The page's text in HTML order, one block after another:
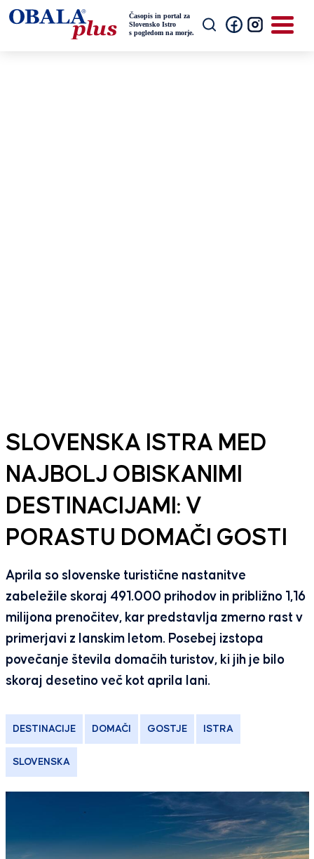
SLOVENSKA ISTRA MED
NAJBOLJ OBISKANIMI
DESTINACIJAMI: V
PORASTU DOMAČI GOSTI
Aprila so slovenske turistične nastanitve
zabeležile skoraj 491.000 prihodov in približno 1,16
milijona prenočitev, kar predstavlja zmerno rast v
primerjavi z lanskim letom. Posebej izstopa
povečanje števila domačih turistov, ki jih je bilo
skoraj desetino več kot aprila lani.
DESTINACIJE DOMAČI GOSTJE ISTRA
SLOVENSKA